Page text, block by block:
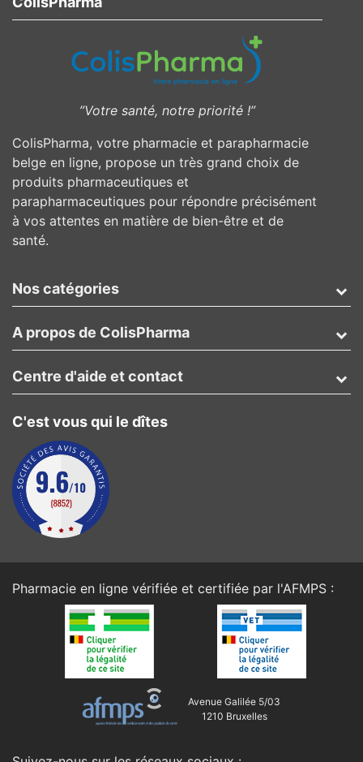
”Votre santé, notre priorité !”
ColisPharma, votre pharmacie et parapharmacie
belge en ligne, propose un très grand choix de
produits pharmaceutiques et
parapharmaceutiques pour répondre précisément
à vos attentes en matière de bien-être et de
santé.
Nos catégories
A propos de ColisPharma
C'est vous qui le dîtes
Centre d'aide et contact
Pharmacie en ligne vérifiée et certifiée par l'AFMPS :
Avenue Galilée 5/03
1210 Bruxelles